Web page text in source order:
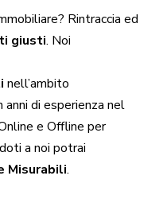
Rintraccia ed
giusti. Noi
nell’ambito
anni di esperienza nel
eOffline per
a noi potrai
Misurabili.